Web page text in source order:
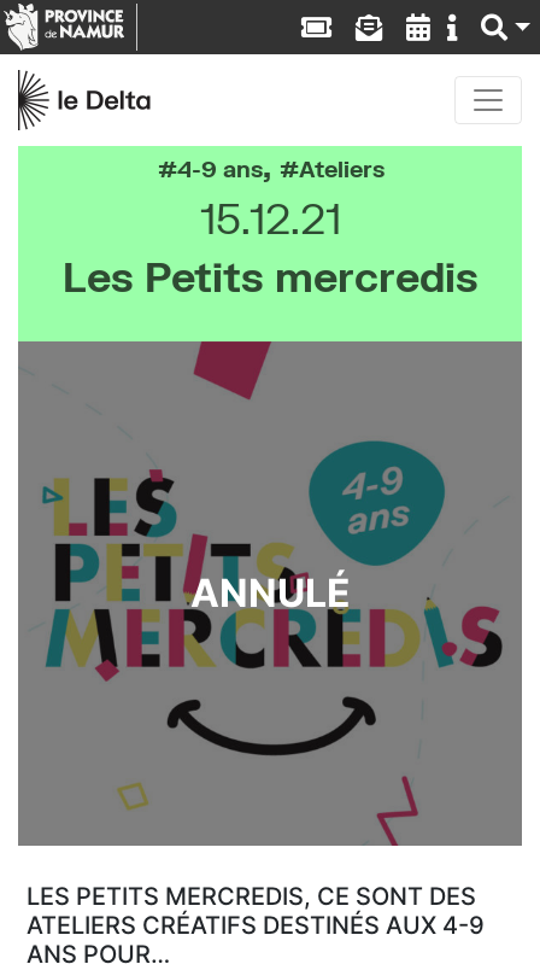
4-9 ans, Ateliers
15.12.21
Les Petits mercredis
ANNULÉ
LES PETITS MERCREDIS, CE SONT DES
ATELIERS CRÉATIFS DESTINÉS AUX 4-9
ANS POUR…